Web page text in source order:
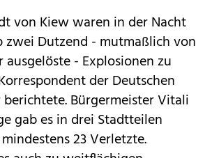
von Kiew waren in der Nacht
zwei Dutzend - mutmaßlich von
- Explosionen zu
der Deutschen
berichtete. Bürgermeister Vitali
gab es in drei Stadtteilen
23 Verletzte.